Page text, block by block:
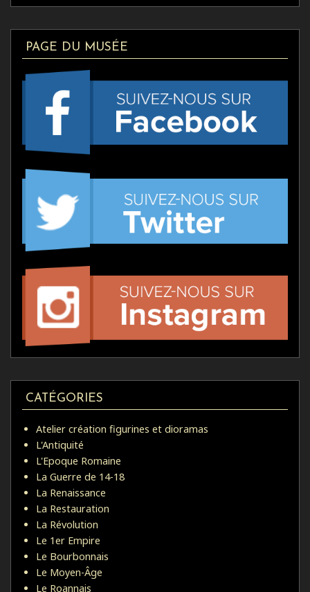
PAGE DU MUSÉE
CATÉGORIES
Atelier création figurines et dioramas
L'Antiquité
L'Epoque Romaine
La Guerre de 14-18
La Renaissance
La Restauration
La Révolution
Le 1er Empire
Le Bourbonnais
Le Moyen-Âge
Le Roannais